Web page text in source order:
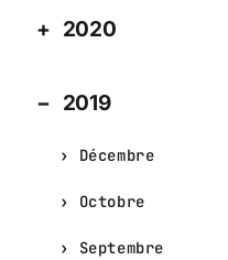
2020
2019
Décembre
Octobre
Septembre